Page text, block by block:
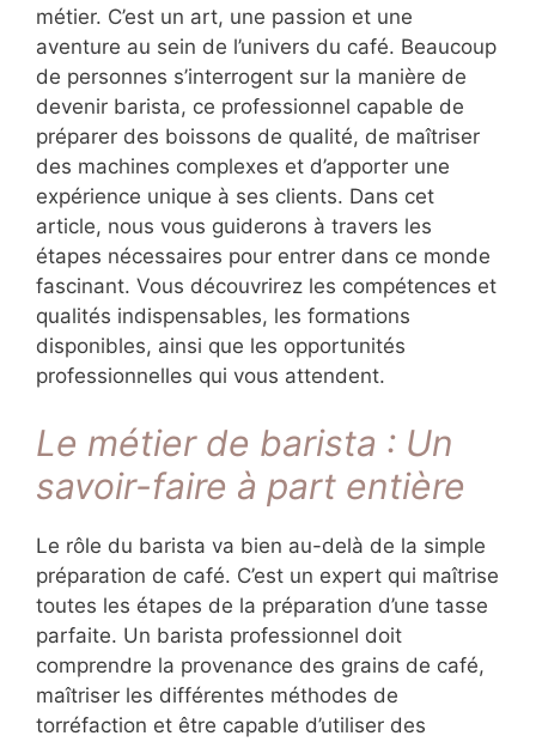
métier. C’est un art, une passion et une
aventure au sein de l’univers du café. Beaucoup
de personnes s’interrogent sur la manière de
devenir barista, ce professionnel capable de
préparer des boissons de qualité, de maîtriser
des machines complexes et d’apporter une
expérience unique à ses clients. Dans cet
article, nous vous guiderons à travers les
étapes nécessaires pour entrer dans ce monde
fascinant. Vous découvrirez les compétences et
qualités indispensables, les formations
disponibles, ainsi que les opportunités
professionnelles qui vous attendent.
Le métier de barista : Un
savoir-faire à part entière
Le rôle du barista va bien au-delà de la simple
préparation de café. C’est un expert qui maîtrise
toutes les étapes de la préparation d’une tasse
parfaite. Un barista professionnel doit
comprendre la provenance des grains de café,
maîtriser les différentes méthodes de
torréfaction et être capable d’utiliser des